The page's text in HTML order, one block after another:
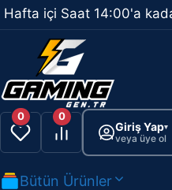
İçeriğe
atla
Hafta içi Saat 14:00'a
0 0
Giriş Yap▾
veya üye ol
Bütün Ürünler